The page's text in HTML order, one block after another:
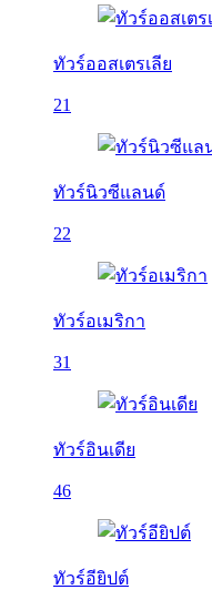
ทัวร์ออสเตรเลีย
21
ทัวร์นิวซีแลนด์
22
ทัวร์อเมริกา
31
ทัวร์อินเดีย
46
ทัวร์อียิปต์